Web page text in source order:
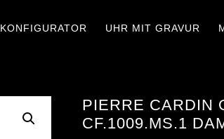
KONFIGURATOR UHR MIT GRAVUR
PIERRE CARDIN
CF.1009.MS.1